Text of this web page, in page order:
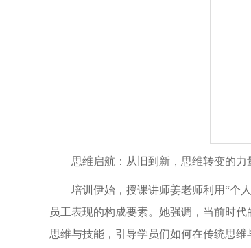
思维启航：从旧到新，思维转变的力
培训伊始，授课讲师姜老师利用“个
员工表现的构成要素。她强调，当前时
思维与技能，引导学员们如何在传统思